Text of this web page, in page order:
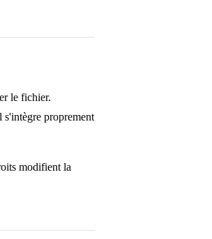
le fichier.
proprement
modifient la